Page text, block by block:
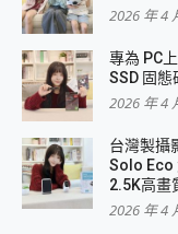
2026 年 4
專為 PC
SSD 固態
2026 年 4
台灣製攝
Solo Eco
2.5K高畫
2026 年 4